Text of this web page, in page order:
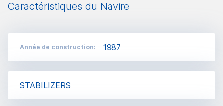
Caractéristiques du Navire
Année de construction: 1987
STABILIZERS